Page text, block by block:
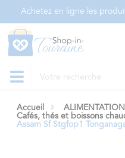
Achetez en ligne les
Accueil ALIMENTATION
Cafés, thés et boissons
Assam Sf Stgfop1
Panneau de gestion des cookies